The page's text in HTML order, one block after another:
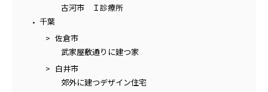
古河市 Ｉ診療所
千葉
佐倉市
武家屋敷通りに建つ家
白井市
郊外に建つデザイン住宅